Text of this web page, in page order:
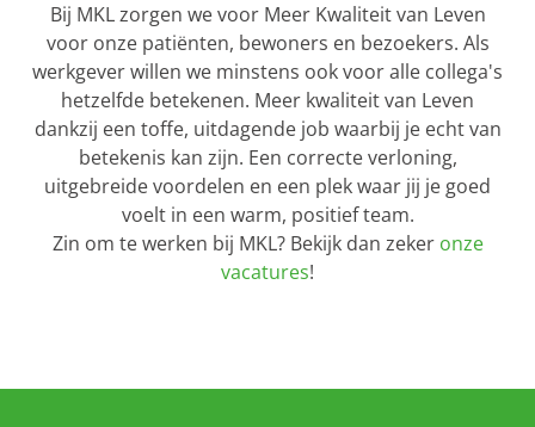
Bij MKL zorgen we voor Meer Kwaliteit van Leven
voor onze patiënten, bewoners en bezoekers. Als
werkgever willen we minstens ook voor alle collega's
hetzelfde betekenen. Meer kwaliteit van Leven
dankzij een toffe, uitdagende job waarbij je echt van
betekenis kan zijn. Een correcte verloning,
uitgebreide voordelen en een plek waar jij je goed
voelt in een warm, positief team.
Zin om te werken bij MKL? Bekijk dan zeker onze
vacatures!